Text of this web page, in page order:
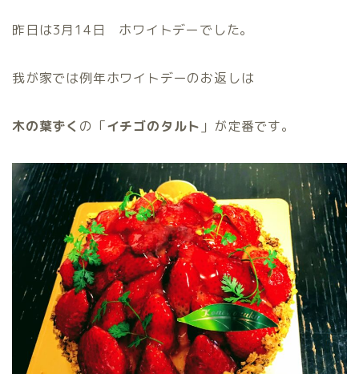
昨日は3月14日 ホワイトデーでした。
我が家では例年ホワイトデーのお返しは
木の葉ずく の「イチゴのタルト 」が定番です。